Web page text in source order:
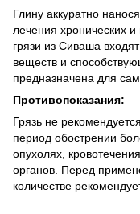
Глину аккуратно
лечения хронических
грязи из Сиваша
веществ и
предназначена для
Противопоказания:
Грязь не
период обострении
опухолях,
органов. Перед
количестве